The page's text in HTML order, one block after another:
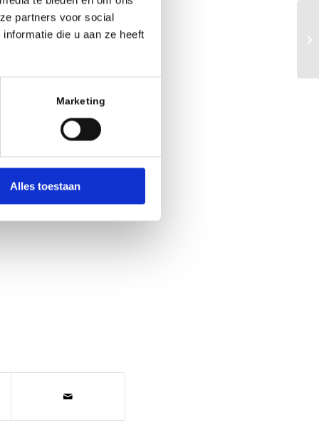
partners voor social
die u aan ze heeft
Marketing
Alles toestaan